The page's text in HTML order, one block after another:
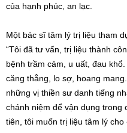
của hạnh phúc, an lạc.
Một bác sĩ tâm lý trị liệu tham
“Tôi đã tư vấn, trị liệu thành
bệnh trầm cảm, u uất, đau
căng thẳng, lo sợ, hoang
những vị thiền sư danh tiếng
chánh niệm để vận dụng trong
tiên, tôi muốn trị liệu tâm lý cho